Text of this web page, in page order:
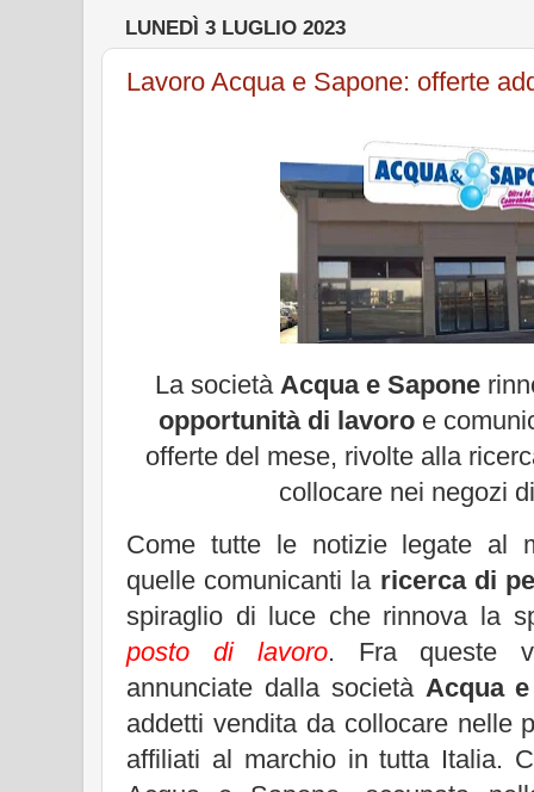
LUNEDÌ 3 LUGLIO 2023
Lavoro Acqua e Sapone: offerte
La società Acqua e Sapone
opportunità di lavoro e
offerte del mese, rivolte alla
collocare nei negozi
Come tutte le notizie legate al
quelle comunicanti la ricerca di
spiraglio di luce che rinnova la
posto di lavoro. Fra queste
annunciate dalla società Acqua
addetti vendita da collocare nelle
affiliati al marchio in tutta Italia.